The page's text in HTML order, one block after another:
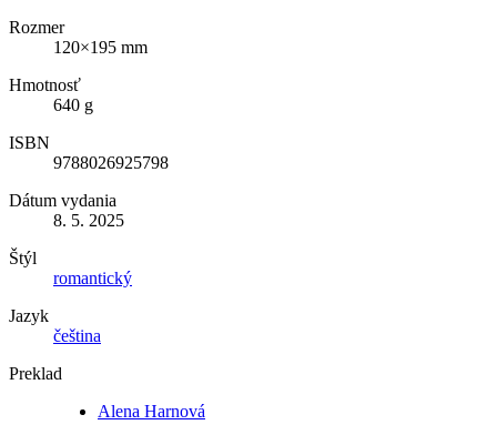
Rozmer
120×195 mm
Hmotnosť
640 g
ISBN
9788026925798
Dátum vydania
8. 5. 2025
Štýl
romantický
Jazyk
čeština
Preklad
Alena Harnová